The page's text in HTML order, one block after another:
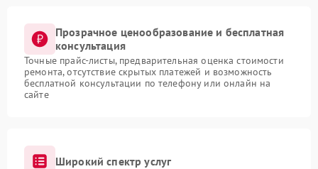
Прозрачное ценообразование и бесплатная
консультация
Точные прайс-листы, предварительная оценка стоимости
ремонта, отсутствие скрытых платежей и возможность
бесплатной консультации по телефону или онлайн на
сайте
Широкий спектр услуг